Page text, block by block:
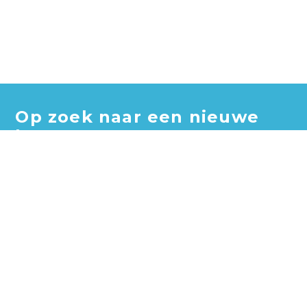
Op zoek naar een nieuwe
baan?